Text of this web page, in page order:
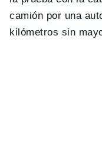
camión por una
kilómetros sin